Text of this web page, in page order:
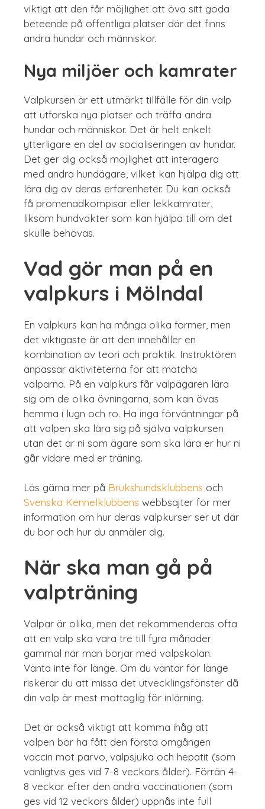
viktigt att den får möjlighet att öva sitt goda
beteende på offentliga platser där det finns
andra hundar och människor.
Nya miljöer och kamrater
Valpkursen är ett utmärkt tillfälle för din valp
att utforska nya platser och träffa andra
hundar och människor. Det är helt enkelt
ytterligare en del av socialiseringen av hundar.
Det ger dig också möjlighet att interagera
med andra hundägare, vilket kan hjälpa dig att
lära dig av deras erfarenheter. Du kan också
få promenadkompisar eller lekkamrater,
liksom hundvakter som kan hjälpa till om det
skulle behövas.
Vad gör man på en
valpkurs i Mölndal
En valpkurs kan ha många olika former, men
det viktigaste är att den innehåller en
kombination av teori och praktik. Instruktören
anpassar aktiviteterna för att matcha
valparna. På en valpkurs får valpägaren lära
sig om de olika övningarna, som kan övas
hemma i lugn och ro. Ha inga förväntningar på
att valpen ska lära sig på själva valpkursen
utan det är ni som ägare som ska lära er hur ni
går vidare med er träning.
Läs gärna mer på Brukshundsklubbens och
Svenska Kennelklubbens webbsajter för mer
information om hur deras valpkurser ser ut där
du bor och hur du anmäler dig.
När ska man gå på
valpträning
Valpar är olika, men det rekommenderas ofta
att en valp ska vara tre till fyra månader
gammal när man börjar med valpskolan.
Vänta inte för länge. Om du väntar för länge
riskerar du att missa det utvecklingsfönster då
din valp är mest mottaglig för inlärning.
Det är också viktigt att komma ihåg att
valpen bör ha fått den första omgången
vaccin mot parvo, valpsjuka och hepatit (som
vanligtvis ges vid 7-8 veckors ålder). Förrän 4-
8 veckor efter den andra vaccinationen (som
ges vid 12 veckors ålder) uppnås inte full